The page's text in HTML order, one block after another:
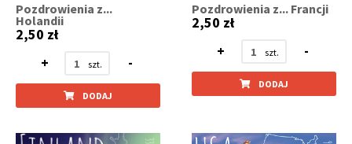
Pozdrowienia z...
Holandii
2,50 zł
+
-
DODAJ
Pozdrowienia z... Francji
2,50 zł
+
-
DODAJ